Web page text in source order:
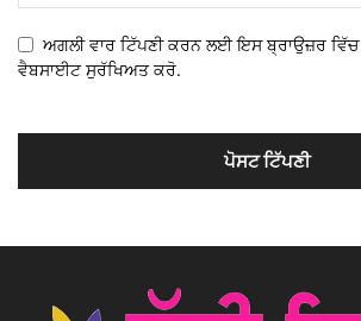
ਅਗਲੀ ਵਾਰ ਟਿੱਪਣੀ ਕਰਨ ਲਈ ਇਸ ਬ੍ਰਾਉਜ਼ਰ
ਵੈਬਸਾਈਟ ਸੁਰੱਖਿਅਤ ਕਰੋ.